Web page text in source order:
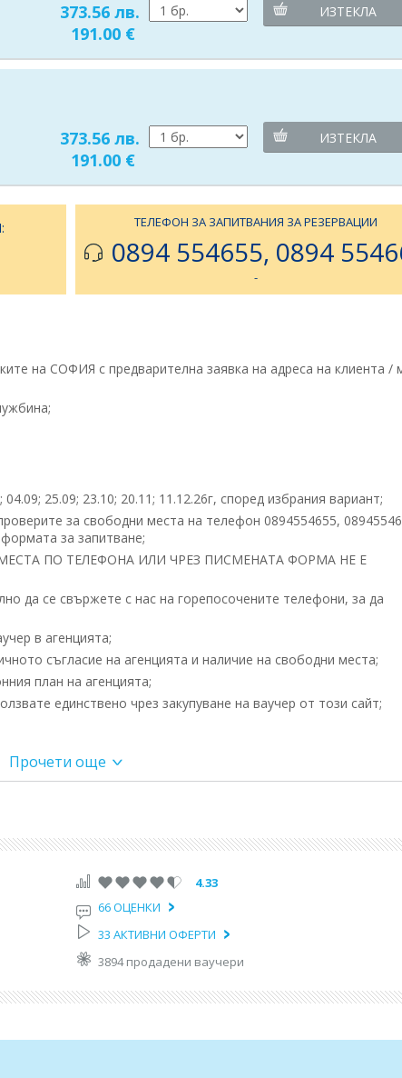
373.56 лв.
191.00 €
ИЗТЕКЛА
373.56 лв.
191.00 €
ИЗТЕКЛА
ТЕЛЕФОН ЗА ЗАПИТВАНИЯ ЗА РЕЗЕРВАЦИИ
0894 554655, 0894
-
на СОФИЯ с предварителна заявка на адреса на клиента /
25.09; 23.10; 20.11; 11.12.26г, според избрания вариант;
за свободни места на телефон 0894554655,
за запитване;
ПО ТЕЛЕФОНА ИЛИ ЧРЕЗ ПИСМЕНАТА ФОРМА НЕ Е
да се свържете с нас на горепосочените телефони, за да
в агенцията;
съгласие на агенцията и наличие на свободни места;
план на агенцията;
единствено чрез закупуване на ваучер от този сайт;
ИНФОРМАЦИЯ
местност, подходяща за отдих, семейни почивки и
Прочети още
4.33
66 ОЦЕНКИ
33 АКТИВНИ ОФЕРТИ
3894 продадени ваучери